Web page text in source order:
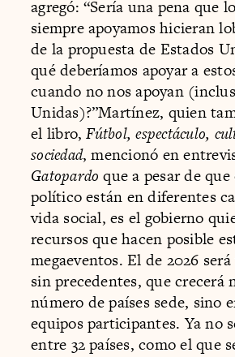
agregó: “Sería una pena que
siempre apoyamos hicieran
de la propuesta de Estados
qué deberíamos apoyar a
cuando no nos apoyan
Unidas)?”Martínez, quien
el libro,Fútbol, espectáculo,
sociedad, mencionó en
Gatopardo que a pesar de
político están en diferentes
vida social, es el gobierno
recursos que hacen posible
megaeventos. El de 2026
sin precedentes, que crecerá
número de países sede, sino
equipos participantes. Ya no
entre 32 países, como el que